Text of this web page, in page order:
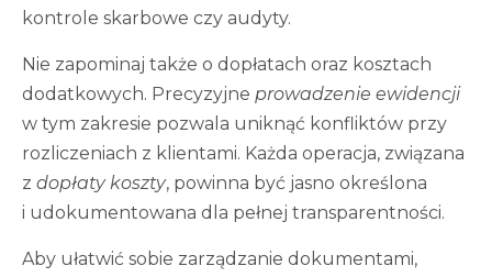
kontrole skarbowe czy audyty.
Nie zapominaj także o dopłatach oraz kosztach
dodatkowych. Precyzyjne prowadzenie ewidencji
w tym zakresie pozwala uniknąć konfliktów przy
rozliczeniach z klientami. Każda operacja, związana
z dopłaty koszty, powinna być jasno określona
i udokumentowana dla pełnej transparentności.
Aby ułatwić sobie zarządzanie dokumentami,